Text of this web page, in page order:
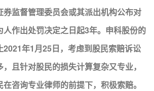
券监督管理委员会或其派出机构公布对
人作出处罚决定之日起3年。申科股份的
2021年1月25日，考虑到股民索赔诉讼
且针对股民的损失计算复杂又专业，
咨询专业律师的前提下，积极索赔。